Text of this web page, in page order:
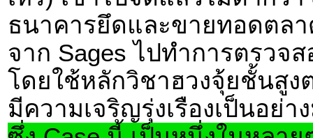
ธนาคารยึดและขายทอดตล
จาก Sages ไปทำการตรวจ
โดยใช้หลักวิชาฮวงจุ้ยชั้นสู
มีความเจริญรุ่งเรืองเป็นอย่